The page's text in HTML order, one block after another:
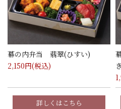
幕の内弁当 翡翠(ひすい)
2,150円(税込)
詳しくはこちら